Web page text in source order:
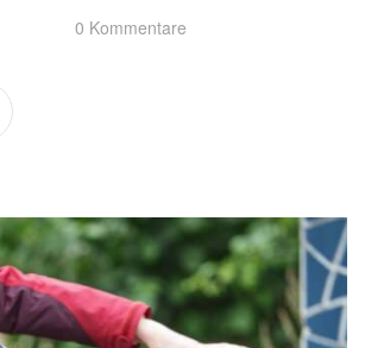
0 Kommentare